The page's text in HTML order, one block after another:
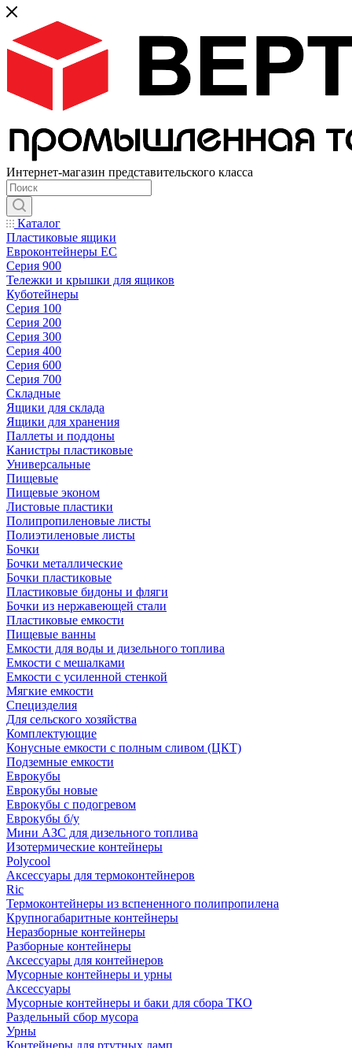
Интернет-магазин представительского класса
Каталог
Пластиковые ящики
Евроконтейнеры ЕС
Серия 900
Тележки и крышки для ящиков
Куботейнеры
Серия 100
Серия 200
Серия 300
Серия 400
Серия 600
Серия 700
Складные
Ящики для склада
Ящики для хранения
Паллеты и поддоны
Канистры пластиковые
Универсальные
Пищевые
Пищевые эконом
Листовые пластики
Полипропиленовые листы
Полиэтиленовые листы
Бочки
Бочки металлические
Бочки пластиковые
Пластиковые бидоны и фляги
Бочки из нержавеющей стали
Пластиковые емкости
Пищевые ванны
Емкости для воды и дизельного топлива
Емкости с мешалками
Емкости с усиленной стенкой
Мягкие емкости
Специзделия
Для сельского хозяйства
Комплектующие
Конусные емкости с полным сливом (ЦКТ)
Подземные емкости
Еврокубы
Еврокубы новые
Еврокубы с подогревом
Еврокубы б/у
Мини АЗС для дизельного топлива
Изотермические контейнеры
Polycool
Аксессуары для термоконтейнеров
Ric
Термоконтейнеры из вспененного полипропилена
Крупногабаритные контейнеры
Неразборные контейнеры
Разборные контейнеры
Аксессуары для контейнеров
Мусорные контейнеры и урны
Аксессуары
Мусорные контейнеры и баки для сбора ТКО
Раздельный сбор мусора
Урны
Контейнеры для ртутных ламп